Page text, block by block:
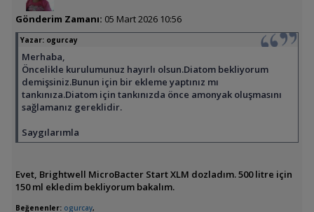
Gönderim Zamanı: 05 Mart 2026 10:56
Yazar: ogurcay
Merhaba,
Öncelikle kurulumunuz hayırlı olsun.Diatom bekliyorum
demişsiniz.Bunun için bir ekleme yaptınız mı
tankınıza.Diatom için tankınızda önce amonyak oluşmasını
sağlamanız gereklidir.
Saygılarımla
Evet, Brightwell MicroBacter Start XLM dozladım. 500 litre için
150 ml ekledim bekliyorum bakalım.
Beğenenler: ogurcay,